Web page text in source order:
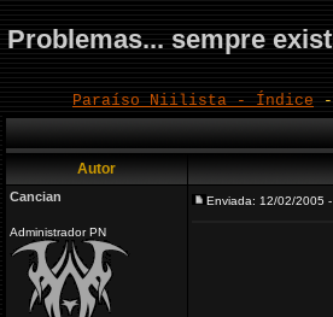
Problemas... sempre
Paraíso Niilista - Índice -
Autor
Cancian
Administrador PN
Enviada: 12/02/2005